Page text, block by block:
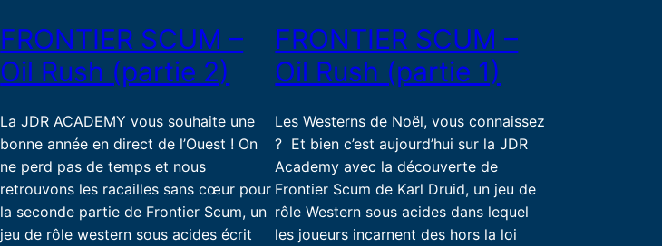
FRONTIER SCUM –
Oil Rush (partie 2)
La JDR ACADEMY vous souhaite une
bonne année en direct de l’Ouest ! On
ne perd pas de temps et nous
retrouvons les racailles sans cœur pour
la seconde partie de Frontier Scum, un
jeu de rôle western sous acides écrit
FRONTIER SCUM –
Oil Rush (partie 1)
Les Westerns de Noël, vous connaissez
? Et bien c’est aujourd’hui sur la JDR
Academy avec la découverte de
Frontier Scum de Karl Druid, un jeu de
rôle Western sous acides dans lequel
les joueurs incarnent des hors la loi